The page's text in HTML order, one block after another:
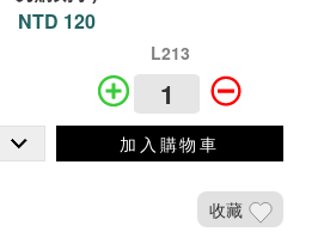
NTD 120
L213
加入購物車
收藏